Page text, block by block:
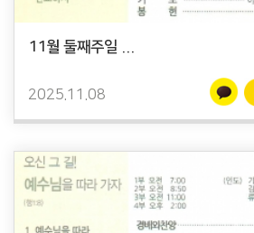
11월 둘째주일 ...
2025.11.08